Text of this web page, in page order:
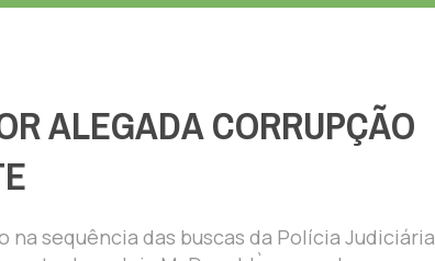
ALEGADA CORRUPÇÃO
sequência das buscas da Polícia Judiciária